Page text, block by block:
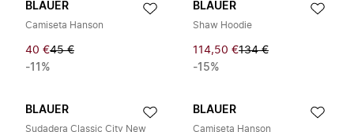
BLAUER
Camiseta Hanson
40 €45 €
-11%
BLAUER
Shaw Hoodie
114,50 €134 €
-15%
BLAUER
Sudadera Classic City New
BLAUER
Camiseta Hanson